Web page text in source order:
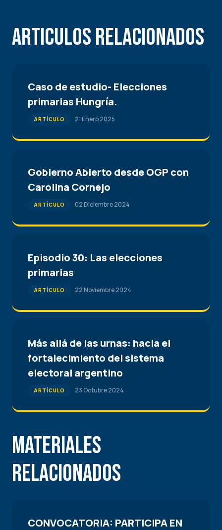
Articulos Relacionados
Caso de estudio- Elecciones
primarias Hungría.
ARTÍCULO 21 Enero 2025
Gobierno Abierto desde OGP con
Carolina Cornejo
ARTÍCULO 02 Diciembre 2024
Episodio 30: Las elecciones
primarias
ARTÍCULO 22 Noviembre 2024
Más allá de las urnas: hacia el
fortalecimiento del sistema
electoral argentino
ARTÍCULO 23 Octubre 2024
Materiales
Relacionados
CONVOCATORIA: PARTICIPA EN